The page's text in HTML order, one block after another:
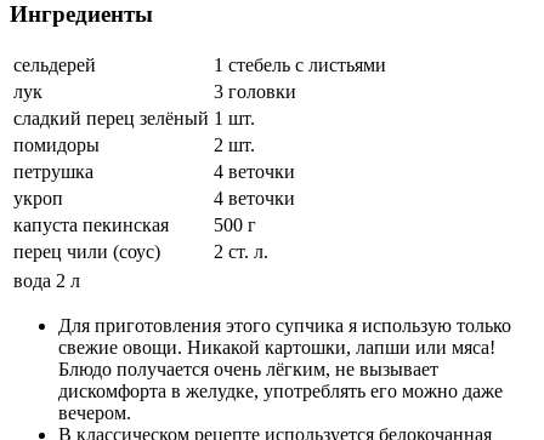
Ингредиенты
сельдерей
1 стебель с листьями
лук
3 головки
сладкий перец зелёный 1 шт.
помидоры
2 шт.
петрушка
4 веточки
укроп
4 веточки
капуста пекинская
500 г
перец чили (соус)
2 ст. л.
вода 2 л
Для приготовления этого супчика я использую только
свежие овощи. Никакой картошки, лапши или мяса!
Блюдо получается очень лёгким, не вызывает
дискомфорта в желудке, употреблять его можно даже
вечером.
В классическом рецепте используется белокочанная